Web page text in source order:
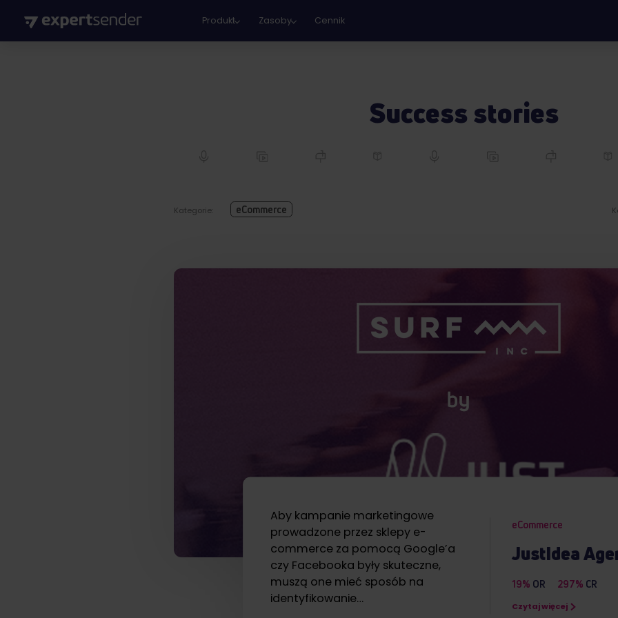
Produkt Zasoby Cennik
Success stories
Kategorie: eCommerce
Latest resource
Aby kampanie marketingowe
prowadzone przez sklepy e-
commerce za pomocą Google’a
czy Facebooka były skuteczne,
muszą one mieć sposób na
identyfikowanie…
eCommerce
JustIdea
19% OR 297% CR
Czytaj więcej